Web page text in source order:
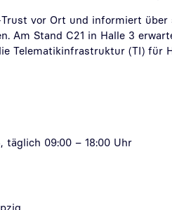
vor Ort und informiert über
Am Stand C21 in Halle 3
Telematikinfrastruktur (TI) für
täglich 09:00 – 18:00 Uhr